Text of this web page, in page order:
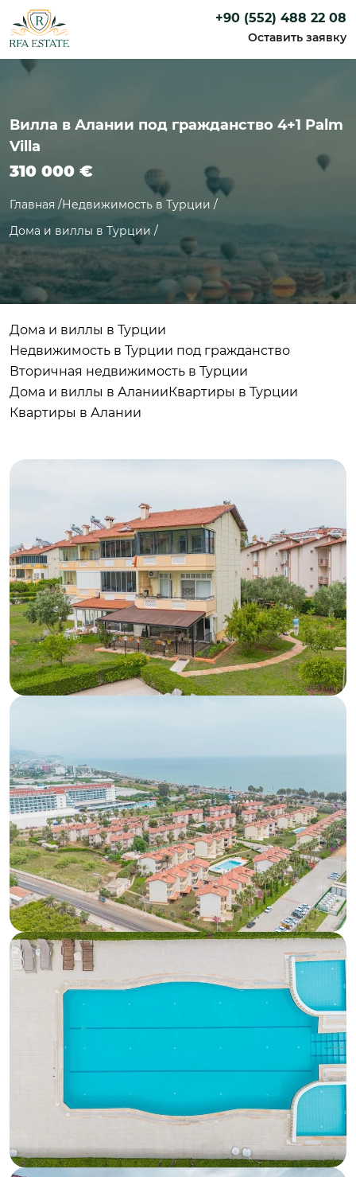
+90 (552) 488 22 08
Оставить заявку
Вилла в Алании под гражданство 4+1 Palm
Villa
310 000 €
Главная /Недвижимость в Турции /
Дома и виллы в Турции /
Дома и виллы в Турции
Недвижимость в Турции под гражданство
Вторичная недвижимость в Турции
Дома и виллы в АланииКвартиры в Турции
Квартиры в Алании